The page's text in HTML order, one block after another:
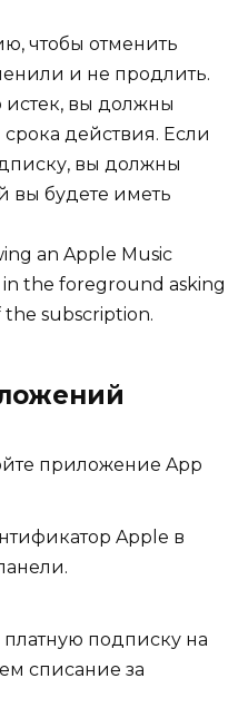
чтобы отменить
и не продлить.
вы должны
действия. Если
вы должны
вы будете иметь
приложение App
Apple в